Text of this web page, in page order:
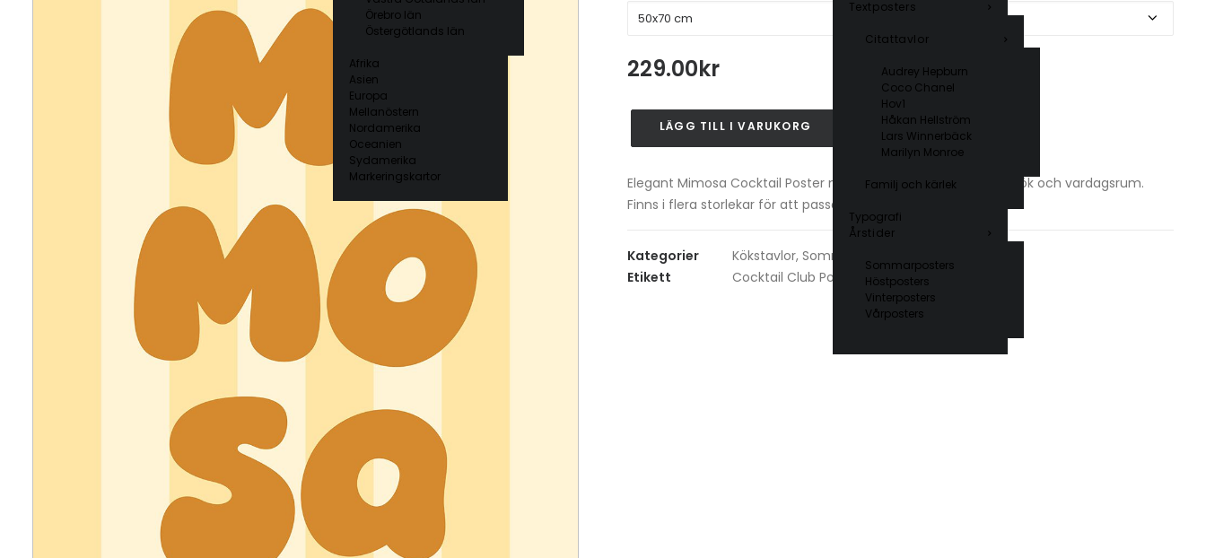
Örebro län
Östergötlands län
Afrika
Asien
Europa
Mellanöstern
Nordamerika
Oceanien
Sydamerika
Markeringskartor
Textposters
Citattavlor
Audrey Hepburn
Coco Chanel
Hov1
Håkan Hellström
Lars Winnerbäck
Marilyn Monroe
Familj och kärlek
Typografi
Årstider
Sommarposters
Höstposters
Vinterposters
Vårposters
229.00kr
Mimosa
Cocktail
mängd
LÄGG TILL I VARUKORG
Elegant Mimosa Cocktail Poster med retro design. Perfekt för kök och vardagsrum.
Finns i flera storlekar för att passa alla hem.
Kategorier Kökstavlor, Sommarposters
Etikett
Cocktail Club Posters